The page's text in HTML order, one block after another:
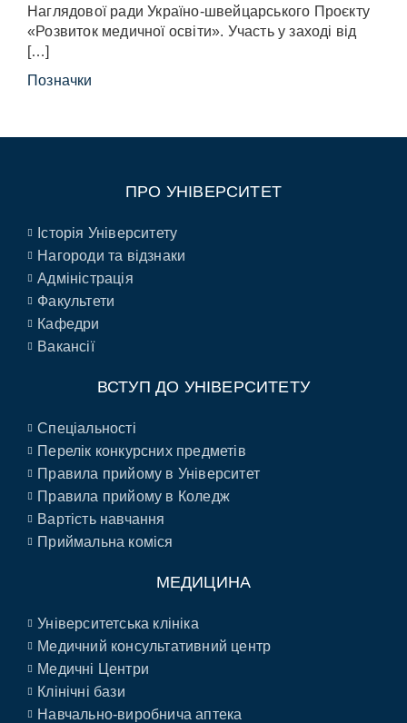
Наглядової ради Україно-швейцарського Проєкту
«Розвиток медичної освіти». Участь у заході від
[…]
Позначки
ПРО УНІВЕРСИТЕТ
Історія Університету
Нагороди та відзнаки
Адміністрація
Факультети
Кафедри
Вакансії
ВСТУП ДО УНІВЕРСИТЕТУ
Спеціальності
Перелік конкурсних предметів
Правила прийому в Університет
Правила прийому в Коледж
Вартість навчання
Приймальна коміся
МЕДИЦИНА
Університетська клініка
Медичний консультативний центр
Медичні Центри
Клінічні бази
Навчально-виробнича аптека